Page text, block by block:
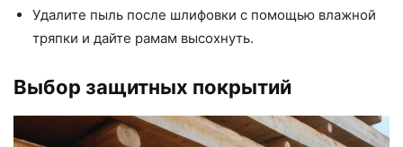
Удалите пыль после шлифовки с помощью влажной
тряпки и дайте рамам высохнуть.
Выбор защитных покрытий